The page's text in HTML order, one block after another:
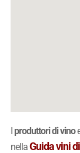
I produttori di vino
nellaGuida vini di